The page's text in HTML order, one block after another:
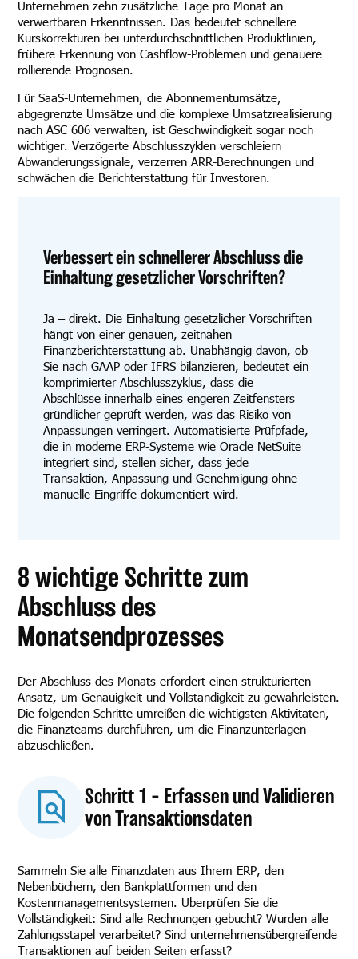
Unternehmen zehn zusätzliche Tage pro Monat an
verwertbaren Erkenntnissen. Das bedeutet schnellere
Kurskorrekturen bei unterdurchschnittlichen Produktlinien,
frühere Erkennung von Cashflow-Problemen und genauere
rollierende Prognosen.
Für SaaS-Unternehmen, die Abonnementumsätze,
abgegrenzte Umsätze und die komplexe Umsatzrealisierung
nach ASC 606 verwalten, ist Geschwindigkeit sogar noch
wichtiger. Verzögerte Abschlusszyklen verschleiern
Abwanderungssignale, verzerren ARR-Berechnungen und
schwächen die Berichterstattung für Investoren.
Verbessert ein schnellerer Abschluss die
Einhaltung gesetzlicher Vorschriften?
Ja – direkt. Die Einhaltung gesetzlicher Vorschriften
hängt von einer genauen, zeitnahen
Finanzberichterstattung ab. Unabhängig davon, ob
Sie nach GAAP oder IFRS bilanzieren, bedeutet ein
komprimierter Abschlusszyklus, dass die
Abschlüsse innerhalb eines engeren Zeitfensters
gründlicher geprüft werden, was das Risiko von
Anpassungen verringert. Automatisierte Prüfpfade,
die in moderne ERP-Systeme wie Oracle NetSuite
integriert sind, stellen sicher, dass jede
Transaktion, Anpassung und Genehmigung ohne
manuelle Eingriffe dokumentiert wird.
8 wichtige Schritte zum
Abschluss des
Monatsendprozesses
Der Abschluss des Monats erfordert einen strukturierten
Ansatz, um Genauigkeit und Vollständigkeit zu gewährleisten.
Die folgenden Schritte umreißen die wichtigsten Aktivitäten,
die Finanzteams durchführen, um die Finanzunterlagen
abzuschließen.
Schritt 1 – Erfassen und Validieren
von Transaktionsdaten
Sammeln Sie alle Finanzdaten aus Ihrem ERP, den
Nebenbüchern, den Bankplattformen und den
Kostenmanagementsystemen. Überprüfen Sie die
Vollständigkeit: Sind alle Rechnungen gebucht? Wurden alle
Zahlungsstapel verarbeitet? Sind unternehmensübergreifende
Transaktionen auf beiden Seiten erfasst?